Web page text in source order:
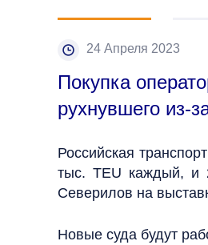
24 Апреля 2023
Покупка
рухнувшего из-
Российская
тыс. TEU каждый, и
Северилов на
Новые суда будут